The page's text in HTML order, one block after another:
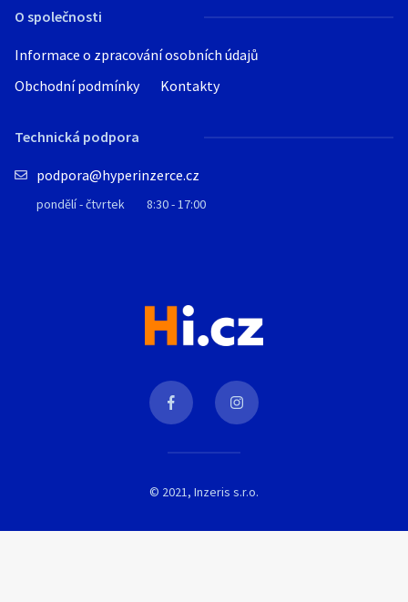
O společnosti
Informace o zpracování osobních údajů
Obchodní podmínky
Kontakty
Technická podpora
podpora@hyperinzerce.cz
pondělí - čtvrtek 8:30 - 17:00
© 2021, Inzeris s.r.o.